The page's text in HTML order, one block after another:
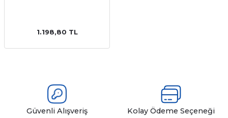
1.198,80 TL
Güvenli Alışveriş Kolay Ödeme Seçeneği